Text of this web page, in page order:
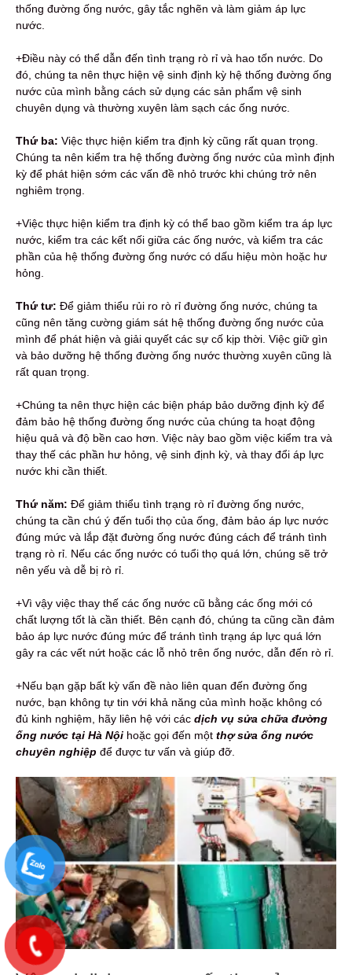
thống đường ống nước, gây tắc nghẽn và làm giảm áp lực
nước.
+Điều này có thể dẫn đến tình trạng rò rỉ và hao tốn nước. Do
đó, chúng ta nên thực hiện vệ sinh định kỳ hệ thống đường ống
nước của mình bằng cách sử dụng các sản phẩm vệ sinh
chuyên dụng và thường xuyên làm sạch các ống nước.
Thứ ba: Việc thực hiện kiểm tra định kỳ cũng rất quan trọng.
Chúng ta nên kiểm tra hệ thống đường ống nước của mình định
kỳ để phát hiện sớm các vấn đề nhỏ trước khi chúng trở nên
nghiêm trọng.
+Việc thực hiện kiểm tra định kỳ có thể bao gồm kiểm tra áp lực
nước, kiểm tra các kết nối giữa các ống nước, và kiểm tra các
phần của hệ thống đường ống nước có dấu hiệu mòn hoặc hư
hỏng.
Thứ tư: Để giảm thiểu rủi ro rò rỉ đường ống nước, chúng ta
cũng nên tăng cường giám sát hệ thống đường ống nước của
mình để phát hiện và giải quyết các sự cố kịp thời. Việc giữ gìn
và bảo dưỡng hệ thống đường ống nước thường xuyên cũng là
rất quan trọng.
+Chúng ta nên thực hiện các biện pháp bảo dưỡng định kỳ để
đảm bảo hệ thống đường ống nước của chúng ta hoạt động
hiệu quả và độ bền cao hơn. Việc này bao gồm việc kiểm tra và
thay thế các phần hư hỏng, vệ sinh định kỳ, và thay đổi áp lực
nước khi cần thiết.
Thứ năm: Để giảm thiểu tình trạng rò rỉ đường ống nước,
chúng ta cần chú ý đến tuổi thọ của ống, đảm bảo áp lực nước
đúng mức và lắp đặt đường ống nước đúng cách để tránh tình
trạng rò rỉ. Nếu các ống nước có tuổi thọ quá lớn, chúng sẽ trở
nên yếu và dễ bị rò rỉ.
+Vì vậy việc thay thế các ống nước cũ bằng các ống mới có
chất lượng tốt là cần thiết. Bên cạnh đó, chúng ta cũng cần đảm
bảo áp lực nước đúng mức để tránh tình trạng áp lực quá lớn
gây ra các vết nứt hoặc các lỗ nhỏ trên ống nước, dẫn đến rò rỉ.
+Nếu bạn gặp bất kỳ vấn đề nào liên quan đến đường ống
nước, bạn không tự tin với khả năng của mình hoặc không có
đủ kinh nghiệm, hãy liên hệ với các dịch vụ sửa chữa đường
ống nước tại Hà Nội hoặc gọi đến một thợ sửa ống nước
chuyên nghiệp để được tư vấn và giúp đỡ.